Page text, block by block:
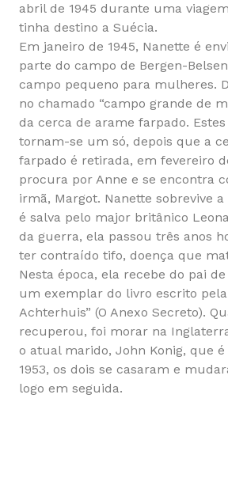
abril de 1945 durante uma
tinha destino a Suécia.
Em janeiro de 1945, Nanette é
parte do campo de Bergen-
campo pequeno para mulheres.
no chamado “campo grande de
da cerca de arame farpado.
tornam-se um só, depois que a
farpado é retirada, em fevereiro
procura por Anne e se encontra
irmã, Margot. Nanette sobrevive a
é salva pelo major britânico
da guerra, ela passou três anos
ter contraído tifo, doença que
Nesta época, ela recebe do pai
um exemplar do livro escrito
Achterhuis” (O Anexo Secreto).
recuperou, foi morar na
o atual marido, John Konig, que
1953, os dois se casaram e
logo em seguida.